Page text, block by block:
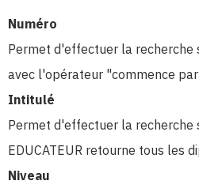
Numéro
Permet d'effectuer la recherche
avec l'opérateur "commence
Intitulé
Permet d'effectuer la recherche
EDUCATEUR retourne tous les
Niveau